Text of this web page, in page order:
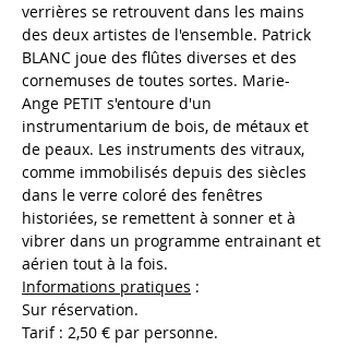
verrières se retrouvent dans les mains
des deux artistes de l'ensemble. Patrick
BLANC joue des flûtes diverses et des
cornemuses de toutes sortes. Marie-
Ange PETIT s'entoure d'un
instrumentarium de bois, de métaux et
de peaux. Les instruments des vitraux,
comme immobilisés depuis des siècles
dans le verre coloré des fenêtres
historiées, se remettent à sonner et à
vibrer dans un programme entrainant et
aérien tout à la fois.
Informations pratiques :
Sur réservation.
Tarif : 2,50 € par personne.